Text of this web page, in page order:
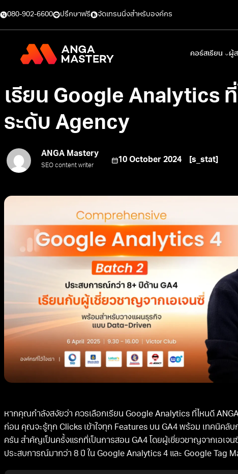
080-902-6600 ปรึกษาฟรี จัดเทรนนิ่งสำหรับองค์กร
คอร์สเรียน ผู้
เรียน Google Analytics
ระดับ Agency
ANGA Mastery
SEO content writer
10 October 2024 [s_stat]
หากคุณกำลังสงัยว่า ควรเลือกเรียน Google Analytics ที่ไหนดี
ก่อน คุณจะรู้ทุก Clicks เข้าใจทุก Features บน GA4 พร้อม เทคนิคลับ
ครัน สำคัญเป็นครั้งแรกที่เป็นการสอน GA4 โดยผู้เชี่ยวชาญจากเอเจ
ประสบการณ์มากว่า 8 ปี ใน Google Analytics 4 และ Google Tag